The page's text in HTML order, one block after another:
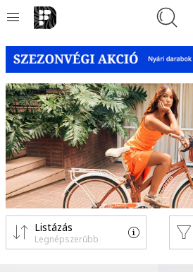
Listázás
Legnépszerűbb